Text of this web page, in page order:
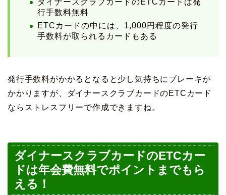
行手数料無料
ETCカードの中には、1,000円程度の発行
手数料が取られるカードもある
発行手数料がかかるとなると少し気持ちにブレーキが
かかりますが、ダイナースクラブカードのETCカード
ならストレスフリーで作成できますね。
ダイナースクラブカードのETCカー
ドは年会費無料でポイントまでもら
える！